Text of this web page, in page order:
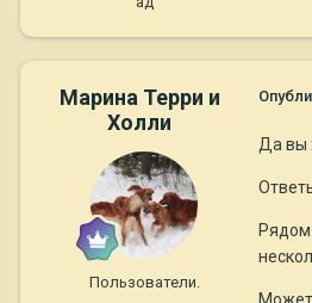
Марина Терри и
Холли
Пользователи.
Да вы